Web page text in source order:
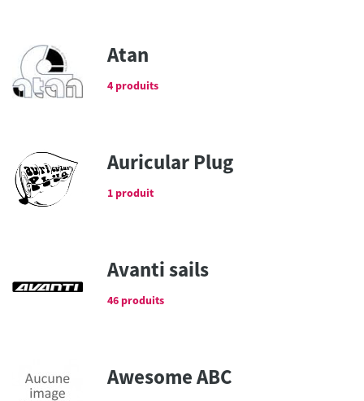
Atan
4 produits
Auricular Plug
1 produit
Avanti sails
46 produits
Awesome ABC